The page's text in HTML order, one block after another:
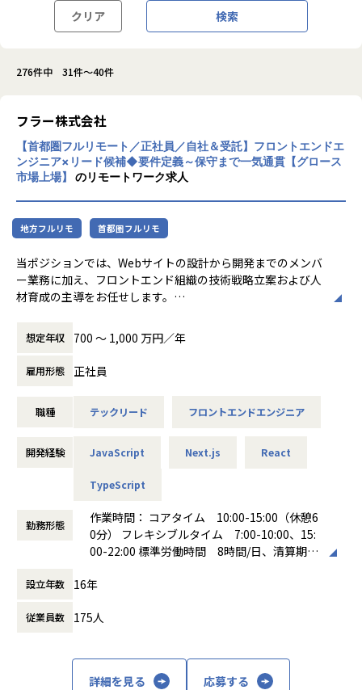
クリア 検索
276件中 31件～40件
フラー株式会社
【首都圏フルリモート／正社員／自社＆受託】フロントエンドエ
ンジニア×リード候補◆要件定義～保守まで一気通貫【グロース
市場上場】
のリモートワーク求人
地方フルリモ 首都圏フルリモ
当ポジションでは、Webサイトの設計から開発までのメンバ
ー業務に加え、フロントエンド組織の技術戦略立案および人
材育成の主導をお任せします。
ーマンス計測・VRTといった高度な技術課題への取り組みを
牽引します。
提案フェーズでの要件定義や工数見積もりなどのプロジェク
トリード業務と並行し、若手・中堅メンバーが主体的に課題
貢献していただくことを期待します。
以下が具体的な業務内容です。
・提案フェーズの要件定義・工数見積
断、開発コストの概算、代替案の検討、ユーザ体験
・設計フェーズにおける技術面での判断、意思決定
・社内外含む関係者との技術面に関するコミュニケーション
・若手メンバーの育成・メンタリング
・プロダクトの設計・開発・リリース後の継続的なサービス
・大規模なアーキテクチャ変更を含む、継続的なコードベー
想定年収 700 〜 1,000 万円／年
雇用形態 正社員
職種 テックリード フロントエンドエンジニア
開発経験 JavaScript Next.js React
TypeScript
勤務形態
作業時間： コアタイム 10:00-15:00（休憩6
0分） フレキシブルタイム 7:00-10:00、15:
00-22:00 標準労働時間 8時間/日、清算期間
働き方：
休憩時間： 60分
設立年数 16年
従業員数 175人
詳細を見る 応募する